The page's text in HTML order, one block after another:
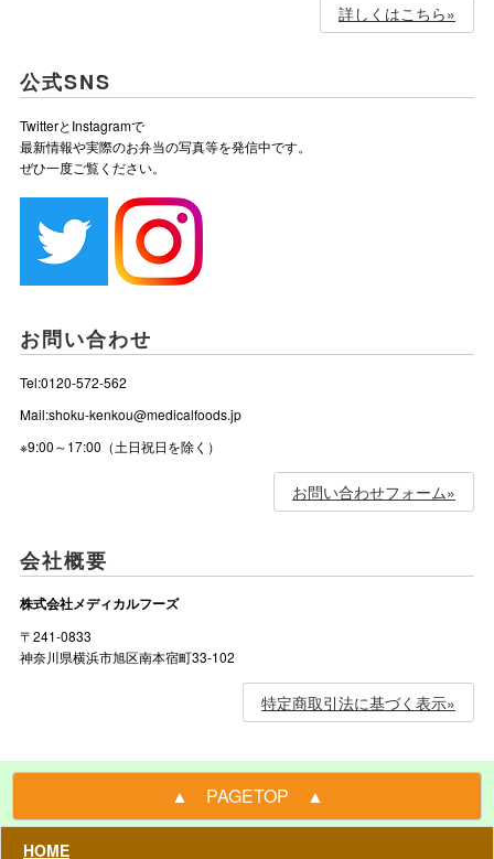
詳しくはこちら»
公式SNS
TwitterとInstagramで
最新情報や実際のお弁当の写真等を発信中です。
ぜひ一度ご覧ください。
お問い合わせ
Tel:0120-572-562
Mail:shoku-kenkou@medicalfoods.jp
※9:00～17:00（土日祝日を除く）
お問い合わせフォーム»
会社概要
株式会社メディカルフーズ
〒241-0833
神奈川県横浜市旭区南本宿町33-102
特定商取引法に基づく表示»
▲ PAGETOP ▲
HOME